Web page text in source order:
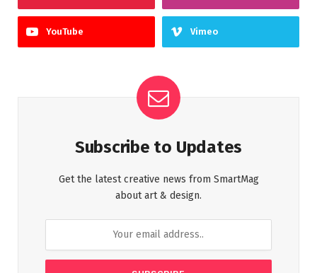
YouTube Vimeo
Subscribe to Updates
Get the latest creative news from SmartMag
about art & design.